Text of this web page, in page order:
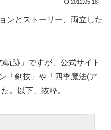
2012.05.18
ンとストーリー、両立した
跡」ですが、公式サイト
「剣技」や「四季魔法(ア
。以下、抜粋。